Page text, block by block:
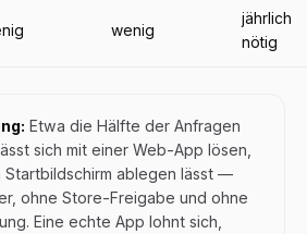
wenig
jährlich
nötig
Etwa die Hälfte der Anfragen
sich mit einer Web-App lösen,
Startbildschirm ablegen lässt —
ohne Store-Freigabe und ohne
Eine echte App lohnt sich,